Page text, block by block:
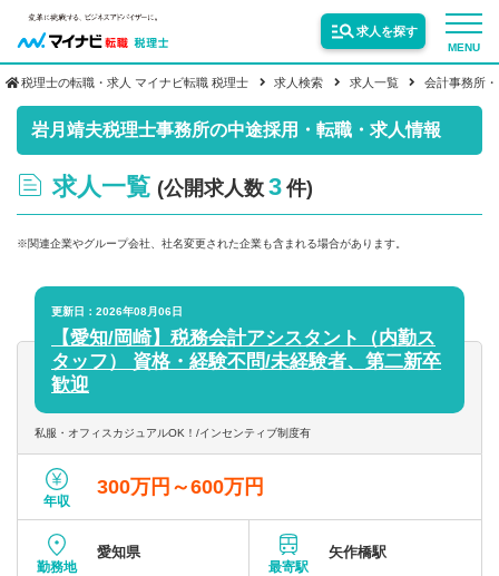
MENU
求人を探す
サービス紹介
転職お役立ち情報
求人情報
税理士の転職・求人 マイナビ転職 税理士 求人検索 求人一覧 会計事務所
岩月靖夫税理士事務所の中途採用・転職・求人情報
求人一覧 (公開求人数 3 件)
※関連企業やグループ会社、社名変更された企業も含まれる場合があります。
更新日：2026年08月06日
【愛知/岡崎】税務会計アシスタント（内勤ス
タッフ） 資格・経験不問/未経験者、第二新卒
歓迎
私服・オフィスカジュアルOK！/インセンティブ制度有
年収
300万円～600万円
勤務地
愛知県
最寄駅
矢作橋駅